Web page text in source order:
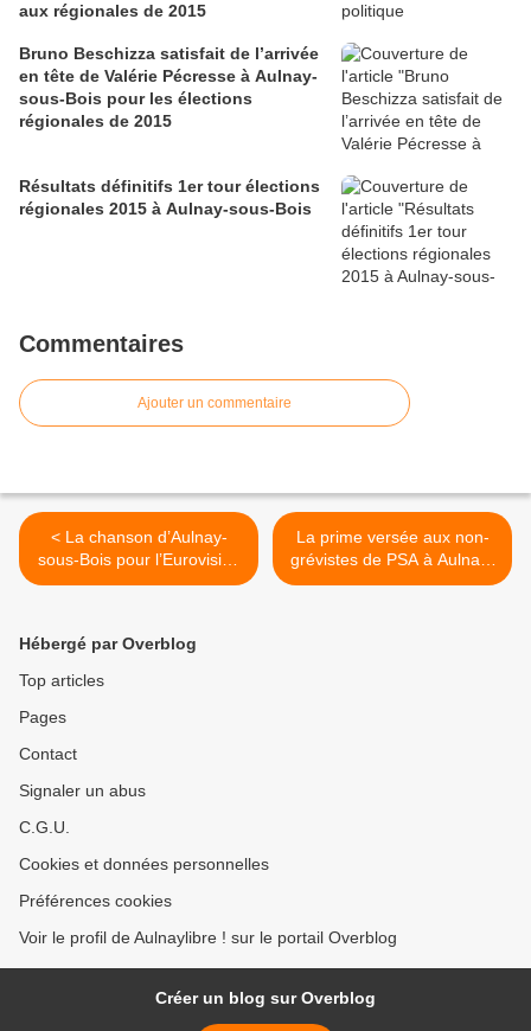
aux régionales de 2015
Bruno Beschizza satisfait de l’arrivée
en tête de Valérie Pécresse à Aulnay-
sous-Bois pour les élections
régionales de 2015
Résultats définitifs 1er tour élections
régionales 2015 à Aulnay-sous-Bois
Commentaires
Ajouter un commentaire
< La chanson d’Aulnay-
sous-Bois pour l’Eurovision
2016 reçoit le soutien du
La prime versée aux non-
grévistes de PSA à Aulnay-
sous-Bois >
Hébergé par Overblog
Top articles
Pages
Contact
Signaler un abus
C.G.U.
Cookies et données personnelles
Préférences cookies
Voir le profil de Aulnaylibre ! sur le portail Overblog
Créer un blog sur Overblog